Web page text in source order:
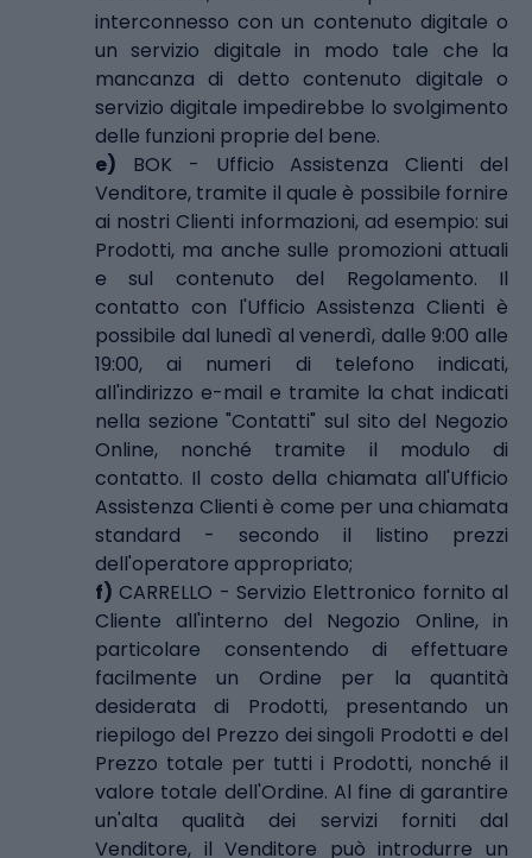
interconnesso con un contenuto digitale o
un servizio digitale in modo tale che la
mancanza di detto contenuto digitale o
servizio digitale impedirebbe lo svolgimento
delle funzioni proprie del bene.
e) BOK - Ufficio Assistenza Clienti del
Venditore, tramite il quale è possibile fornire
ai nostri Clienti informazioni, ad esempio: sui
Prodotti, ma anche sulle promozioni attuali
e sul contenuto del Regolamento. Il
contatto con l'Ufficio Assistenza Clienti è
possibile dal lunedì al venerdì, dalle 9:00 alle
19:00, ai numeri di telefono indicati,
all'indirizzo e-mail e tramite la chat indicati
nella sezione "Contatti" sul sito del Negozio
Online, nonché tramite il modulo di
contatto. Il costo della chiamata all'Ufficio
Assistenza Clienti è come per una chiamata
standard - secondo il listino prezzi
dell'operatore appropriato;
f) CARRELLO - Servizio Elettronico fornito al
Cliente all'interno del Negozio Online, in
particolare consentendo di effettuare
facilmente un Ordine per la quantità
desiderata di Prodotti, presentando un
riepilogo del Prezzo dei singoli Prodotti e del
Prezzo totale per tutti i Prodotti, nonché il
valore totale dell'Ordine. Al fine di garantire
un'alta qualità dei servizi forniti dal
Venditore, il Venditore può introdurre un